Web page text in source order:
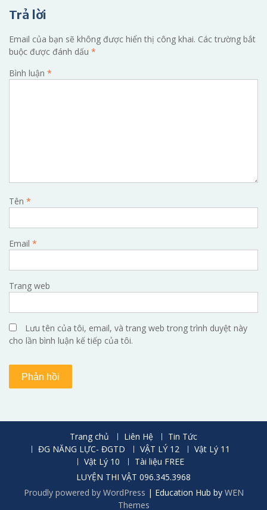
Trả lời
Email của bạn sẽ không được hiển thị công khai. Các trường bắt
buộc được đánh dấu *
Bình luận *
Tên *
Email *
Trang web
Lưu tên của tôi, email, và trang web trong trình duyệt này
cho lần bình luận kế tiếp của tôi.
Trang chủ Liên Hệ
Tin Tức
ĐG NĂNG LỰC- ĐGTD
VẬT LÝ 12
Vật Lý 11
Vật Lý 10
Tài liệu FREE
LUYỆN THI VẬT 096.345.3968
Proudly powered by WordPress | Education Hub by WEN
Themes